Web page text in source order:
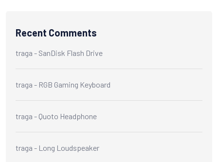
Recent Comments
traga - SanDisk Flash Drive
traga - RGB Gaming Keyboard
traga - Quoto Headphone
traga - Long Loudspeaker